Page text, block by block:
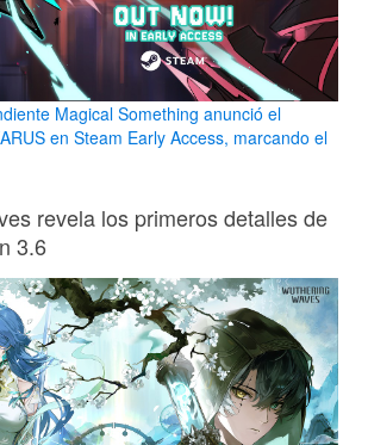
Magical Something anunció el
en Steam Early Access, marcando el
revela los primeros detalles de
3.6